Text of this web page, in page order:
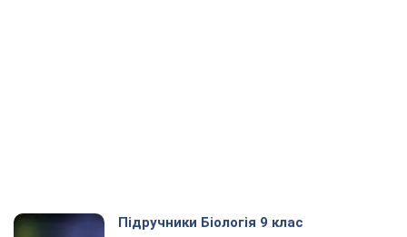
Підручники Біологія 9 клас